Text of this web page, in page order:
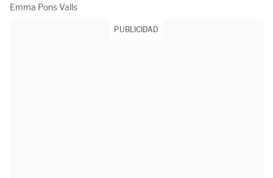
Emma Pons Valls
PUBLICIDAD